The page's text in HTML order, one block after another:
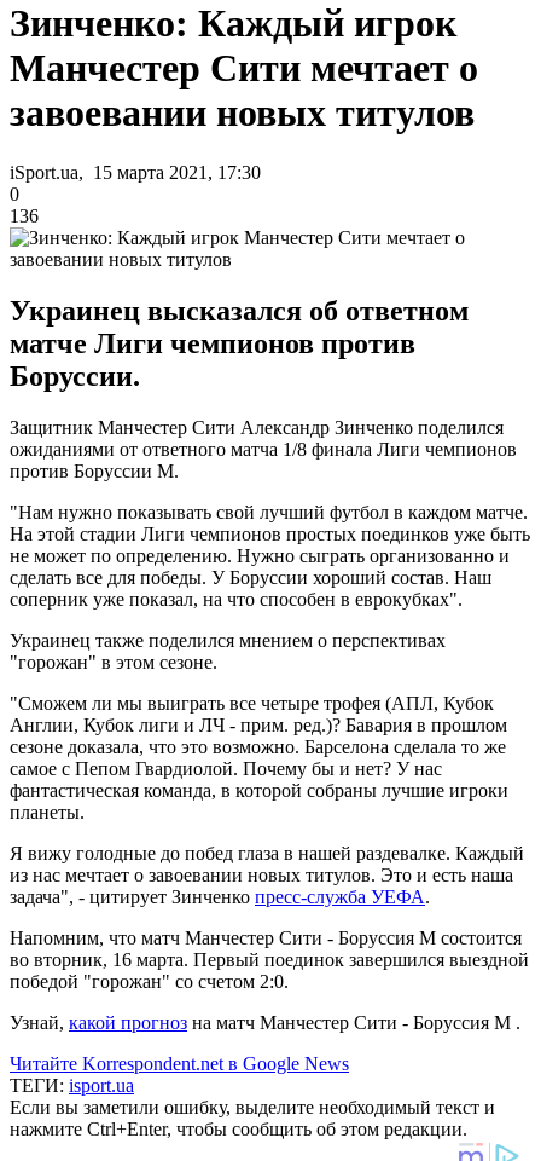
Зинченко: Каждый игрок
Манчестер Сити мечтает о
завоевании новых титулов
iSport.ua, 15 марта 2021, 17:30
0
136
Украинец высказался об ответном
матче Лиги чемпионов против
Боруссии.
Защитник Манчестер Сити Александр Зинченко поделился
ожиданиями от ответного матча 1/8 финала Лиги чемпионов
против Боруссии М.
"Нам нужно показывать свой лучший футбол в каждом матче.
На этой стадии Лиги чемпионов простых поединков уже быть
не может по определению. Нужно сыграть организованно и
сделать все для победы. У Боруссии хороший состав. Наш
соперник уже показал, на что способен в еврокубках".
Украинец также поделился мнением о перспективах
"горожан" в этом сезоне.
"Сможем ли мы выиграть все четыре трофея (АПЛ, Кубок
Англии, Кубок лиги и ЛЧ - прим. ред.)? Бавария в прошлом
сезоне доказала, что это возможно. Барселона сделала то же
самое с Пепом Гвардиолой. Почему бы и нет? У нас
фантастическая команда, в которой собраны лучшие игроки
планеты.
Я вижу голодные до побед глаза в нашей раздевалке. Каждый
из нас мечтает о завоевании новых титулов. Это и есть наша
задача", - цитирует Зинченко пресс-служба УЕФА.
Напомним, что матч Манчестер Сити - Боруссия М состоится
во вторник, 16 марта. Первый поединок завершился выездной
победой "горожан" со счетом 2:0.
Узнай, какой прогноз на матч Манчестер Сити - Боруссия М .
Читайте Korrespondent.net в Google News
ТЕГИ: isport.ua
Если вы заметили ошибку, выделите необходимый текст и
нажмите Ctrl+Enter, чтобы сообщить об этом редакции.